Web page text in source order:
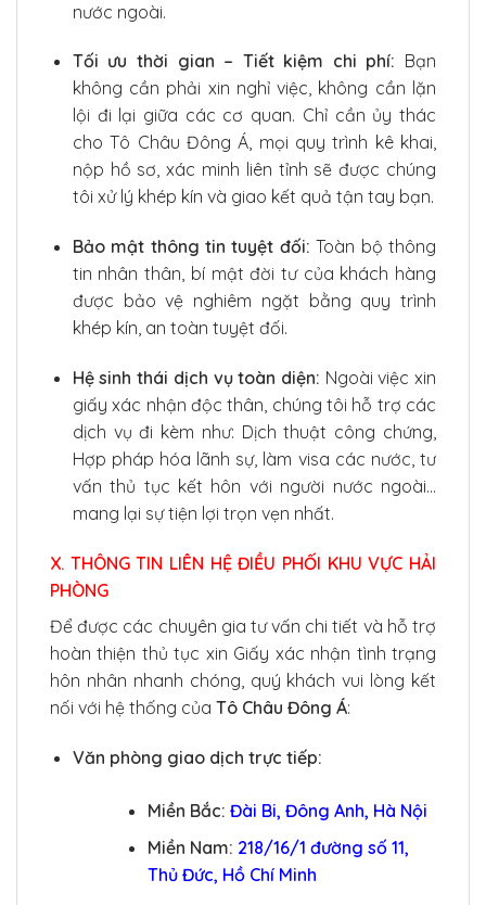
nước ngoài.
Tối ưu thời gian – Tiết kiệm chi phí: Bạn
không cần phải xin nghỉ việc, không cần lặn
lội đi lại giữa các cơ quan. Chỉ cần ủy thác
cho Tô Châu Đông Á, mọi quy trình kê khai,
nộp hồ sơ, xác minh liên tỉnh sẽ được chúng
tôi xử lý khép kín và giao kết quả tận tay bạn.
Bảo mật thông tin tuyệt đối: Toàn bộ thông
tin nhân thân, bí mật đời tư của khách hàng
được bảo vệ nghiêm ngặt bằng quy trình
khép kín, an toàn tuyệt đối.
Hệ sinh thái dịch vụ toàn diện: Ngoài việc xin
giấy xác nhận độc thân, chúng tôi hỗ trợ các
dịch vụ đi kèm như: Dịch thuật công chứng,
Hợp pháp hóa lãnh sự, làm visa các nước, tư
vấn thủ tục kết hôn với người nước ngoài…
mang lại sự tiện lợi trọn vẹn nhất.
X. THÔNG TIN LIÊN HỆ ĐIỀU PHỐI KHU VỰC HẢI
PHÒNG
Để được các chuyên gia tư vấn chi tiết và hỗ trợ
hoàn thiện thủ tục xin Giấy xác nhận tình trạng
hôn nhân nhanh chóng, quý khách vui lòng kết
nối với hệ thống của Tô Châu Đông Á:
Văn phòng giao dịch trực tiếp:
Miền Bắc: Đài Bi, Đông Anh, Hà Nội
Miền Nam: 218/16/1 đường số 11,
Thủ Đức, Hồ Chí Minh